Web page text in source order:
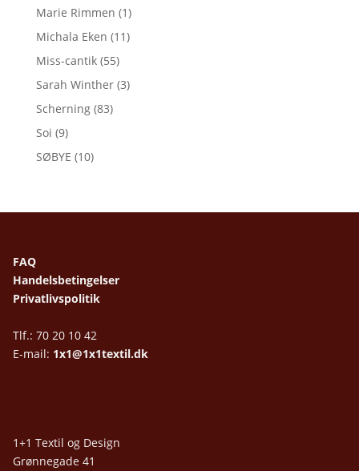
Marie Rimmen (1)
Michala Eken (11)
Miss-cantik (55)
Sarah Winther (3)
Scherning (83)
Soi (9)
SØBYE (10)
FAQ
Handelsbetingelser
Privatlivspolitik
Tlf.: 70 20 10 42
E-mail: 1x1@1x1textil.dk
1+1 Textil og Design
Grønnegade 41